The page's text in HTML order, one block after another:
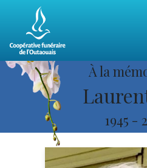
À la
1945 -